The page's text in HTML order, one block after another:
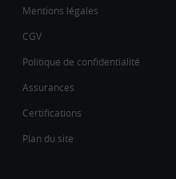
Mentions légales
CGV
Politique de confidentialité
Assurances
Certifications
Plan du site